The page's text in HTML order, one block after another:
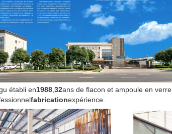
établi en1988 32ans de flacon et ampoule en verre
fabricationexpérience.